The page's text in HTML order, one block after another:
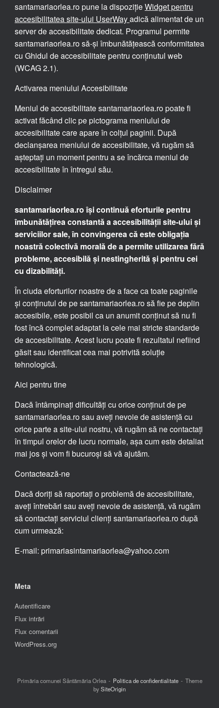
santamariaorlea.ro pune la dispozițieWidget pentru
accesibilitatea site-ului UserWayadică alimentat de un
server de accesibilitate dedicat. Programul permite
santamariaorlea.ro să-și îmbunătățească conformitatea
cu Ghidul de accesibilitate pentru conținutul web
(WCAG 2.1).
Activarea meniului Accesibilitate
Meniul de accesibilitate santamariaorlea.ro poate fi
activat făcând clic pe pictograma meniului de
accesibilitate care apare în colțul paginii. După
declanșarea meniului de accesibilitate, vă rugăm să
așteptați un moment pentru a se încărca meniul de
accesibilitate în întregul său.
Disclaimer
santamariaorlea.ro își continuă eforturile pentru
îmbunătățirea constantă a accesibilității site-ului și
serviciilor sale, în convingerea că este obligația
noastră colectivă morală de a permite utilizarea fără
probleme, accesibilă și nestingherită și pentru cei
cu dizabilități.
În ciuda eforturilor noastre de a face ca toate paginile
și conținutul de pe santamariaorlea.ro să fie pe deplin
accesibile, este posibil ca un anumit conținut să nu fi
fost încă complet adaptat la cele mai stricte standarde
de accesibilitate. Acest lucru poate fi rezultatul nefiind
găsit sau identificat cea mai potrivită soluție
tehnologică.
Aici pentru tine
Dacă întâmpinați dificultăți cu orice conținut de pe
santamariaorlea.ro sau aveți nevoie de asistență cu
orice parte a site-ului nostru, vă rugăm să ne contactați
în timpul orelor de lucru normale, așa cum este detaliat
mai jos și vom fi bucuroși să vă ajutăm.
Contactează-ne
Dacă doriți să raportați o problemă de accesibilitate,
aveți întrebări sau aveți nevoie de asistență, vă rugăm
să contactați serviciul clienți santamariaorlea.ro după
cum urmează:
E-mail: primariasintamariaorlea@yahoo.com
Meta
Autentificare
Flux intrări
Flux comentarii
WordPress.org
Primăria comunei Sântămăria Orlea Politica de confidentialitate
Theme
bySiteOrigin